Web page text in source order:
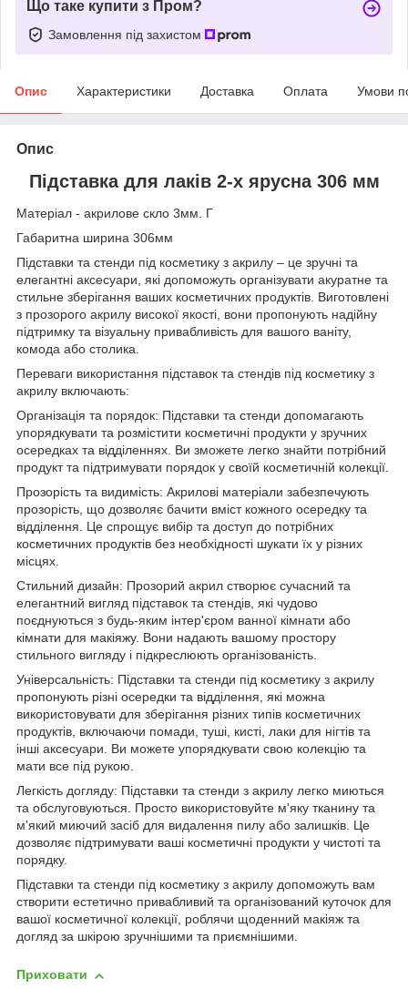
Що таке купити з Пром?
Замовлення під захистом
Опис Характеристики Доставка Оплата Умови
Опис
Підставка для лаків 2-х ярусна 306 мм
Матеріал - акрилове скло 3мм. Г
Габаритна ширина 306мм
Підставки та стенди під косметику з акрилу – це зручні та
елегантні аксесуари, які допоможуть організувати акуратне та
стильне зберігання ваших косметичних продуктів. Виготовлені
з прозорого акрилу високої якості, вони пропонують надійну
підтримку та візуальну привабливість для вашого ваніту,
комода або столика.
Переваги використання підставок та стендів під косметику з
акрилу включають:
Організація та порядок: Підставки та стенди допомагають
упорядкувати та розмістити косметичні продукти у зручних
осередках та відділеннях. Ви зможете легко знайти потрібний
продукт та підтримувати порядок у своїй косметичній колекції.
Прозорість та видимість: Акрилові матеріали забезпечують
прозорість, що дозволяє бачити вміст кожного осередку та
відділення. Це спрощує вибір та доступ до потрібних
косметичних продуктів без необхідності шукати їх у різних
місцях.
Стильний дизайн: Прозорий акрил створює сучасний та
елегантний вигляд підставок та стендів, які чудово
поєднуються з будь-яким інтер'єром ванної кімнати або
кімнати для макіяжу. Вони надають вашому простору
стильного вигляду і підкреслюють організованість.
Універсальність: Підставки та стенди під косметику з акрилу
пропонують різні осередки та відділення, які можна
використовувати для зберігання різних типів косметичних
продуктів, включаючи помади, туші, кисті, лаки для нігтів та
інші аксесуари. Ви можете упорядкувати свою колекцію та
мати все під рукою.
Легкість догляду: Підставки та стенди з акрилу легко миються
та обслуговуються. Просто використовуйте м'яку тканину та
м'який миючий засіб для видалення пилу або залишків. Це
дозволяє підтримувати ваші косметичні продукти у чистоті та
порядку.
Підставки та стенди під косметику з акрилу допоможуть вам
створити естетично привабливий та організований куточок для
вашої косметичної колекції, роблячи щоденний макіяж та
догляд за шкірою зручнішими та приємнішими.
Приховати